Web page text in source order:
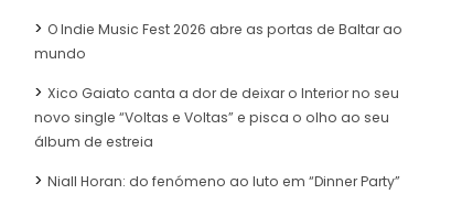
O Indie Music Fest 2026 abre as portas de Baltar ao
mundo
Xico Gaiato canta a dor de deixar o Interior no seu
novo single “Voltas e Voltas” e pisca o olho ao seu
álbum de estreia
Niall Horan: do fenómeno ao luto em “Dinner Party”